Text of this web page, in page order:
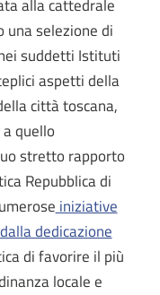
alla cattedrale
una selezione di
suddetti Istituti
aspetti della
città toscana,
quello
stretto rapporto
Repubblica di
iniziative
dedicazione
di favorire il più
locale e